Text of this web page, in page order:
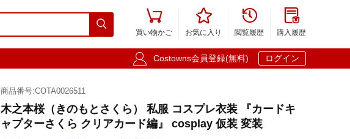


買い物かご

お気に入り

閲覧履歴

購入履歴
 Costowns会員登録(無料) ログイン
商品番号:COTA0026511
木之本桜（きのもとさくら） 私服 コスプレ衣装 『カードキ
ャプターさくら クリアカード編』 cosplay 仮装 変装